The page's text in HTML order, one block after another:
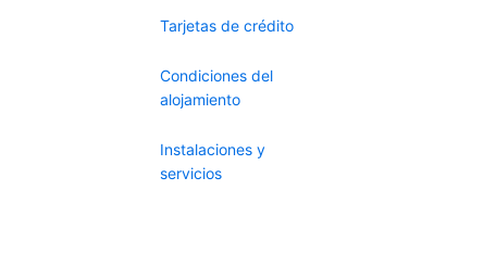
Tarjetas de crédito
Condiciones del
alojamiento
Instalaciones y
servicios